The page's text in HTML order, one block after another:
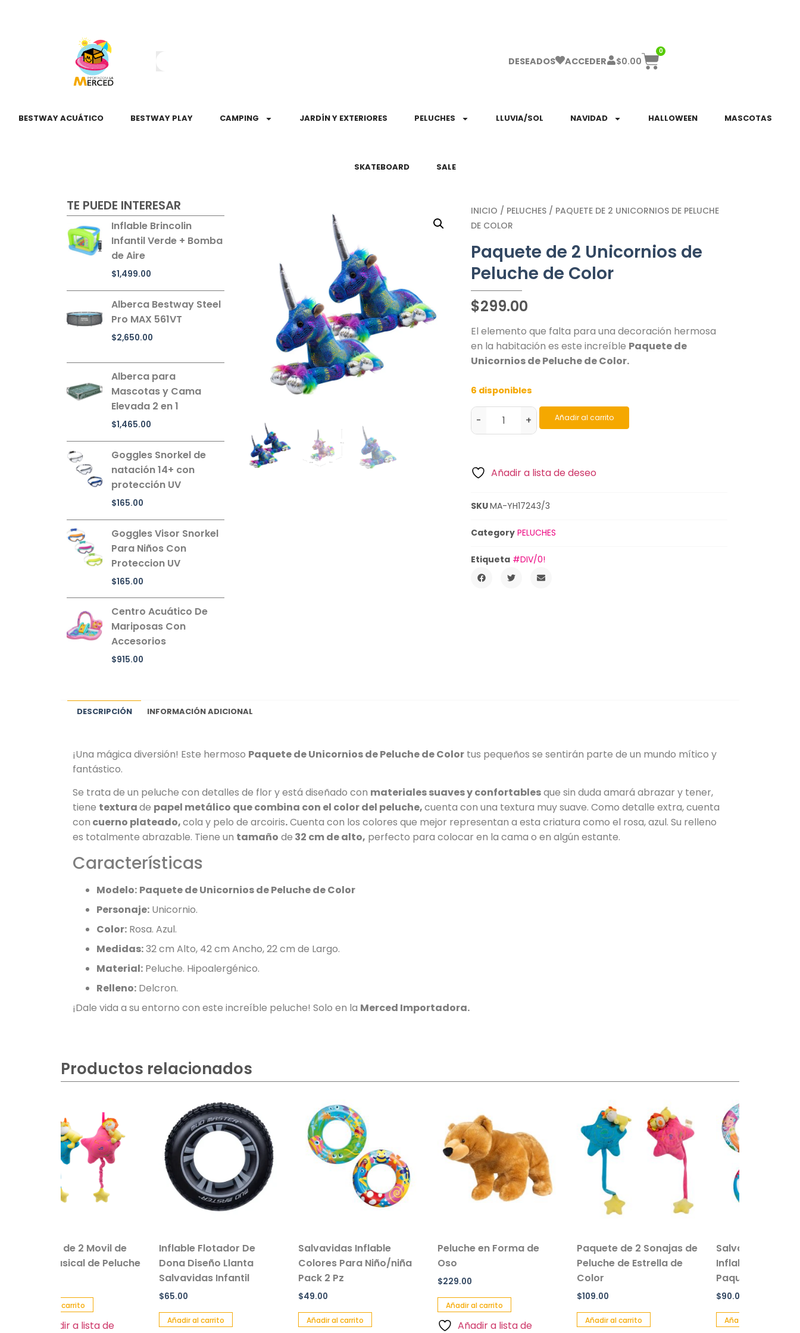
DESEADOS ACCEDER $0.00
0
BESTWAY ACUÁTICO BESTWAY PLAY CAMPING JARDÍN Y EXTERIORES PELUCHES LLUVIA/SOL NAVIDAD HALLOWEEN MASCOTAS
SKATEBOARD SALE
TE PUEDE INTERESAR
Inflable Brincolin
Infantil Verde + Bomba
de Aire
$1,499.00
Alberca Bestway Steel
Pro MAX 561VT
$2,650.00
Alberca para
Mascotas y Cama
Elevada 2 en 1
$1,465.00
Goggles Snorkel de
natación 14+ con
protección UV
$165.00
Goggles Visor Snorkel
Para Niños Con
Proteccion UV
$165.00
Centro Acuático De
Mariposas Con
Accesorios
$915.00
INICIO / PELUCHES / PAQUETE DE 2 UNICORNIOS DE PELUCHE
DE COLOR
Paquete de 2 Unicornios de
Peluche de Color
$299.00
El elemento que falta para una decoración hermosa
en la habitación es este increíble Paquete de
Unicornios de Peluche de Color.
6 disponibles
- + Añadir al carrito
Añadir a lista de deseo
SKUMA-YH17243/3
Category PELUCHES
Etiqueta #DIV/0!
DESCRIPCIÓN INFORMACIÓN ADICIONAL
¡Una mágica diversión! Este hermoso Paquete de Unicornios de Peluche de Color tus pequeños se sentirán parte de un mundo mítico y
fantástico.
Se trata de un peluche con detalles de flor y está diseñado con materiales suaves y confortablesque sin duda amará abrazar y tener,
tiene texturade papel metálico que combina con el color del peluche,cuenta con una textura muy suave. Como detalle extra, cuenta
con cuerno plateado,cola y pelo de arcoiris.Cuenta con los colores que mejor representan a esta criatura como el rosa, azul. Su relleno
es totalmente abrazable. Tiene un tamaño de 32 cm de alto, perfecto para colocar en la cama o en algún estante.
Características
Modelo: Paquete de Unicornios de Peluche de Color
Personaje: Unicornio.
Color: Rosa. Azul.
Medidas:32 cm Alto, 42 cm Ancho, 22 cm de Largo.
Material: Peluche. Hipoalergénico.
Relleno: Delcron.
¡Dale vida a su entorno con este increíble peluche! Solo en la Merced Importadora.
Productos relacionados
de Peluche
Inflable Flotador De
Dona Diseño Llanta
Salvavidas Infantil
$65.00
Añadir al carrito
Salvavidas Inflable
Colores Para Niño/niña
Pack 2 Pz
Peluche en Forma de
Oso
Añadir a lista de
Paquete de 2 Sonajas de
Peluche de Estrella de
$109.00
Añadir al carrito
Salvavidas De Mayoreo
Inflable Infantil De 51 Cm
Paquete 3 Piezas